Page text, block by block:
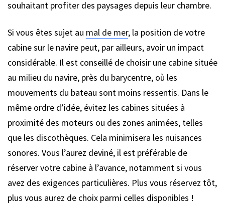
souhaitant profiter des paysages depuis leur chambre.
Si vous êtes sujet au mal de mer, la position de votre
cabine sur le navire peut, par ailleurs, avoir un impact
considérable. Il est conseillé de choisir une cabine située
au milieu du navire, près du barycentre, où les
mouvements du bateau sont moins ressentis. Dans le
même ordre d’idée, évitez les cabines situées à
proximité des moteurs ou des zones animées, telles
que les discothèques. Cela minimisera les nuisances
sonores. Vous l’aurez deviné, il est préférable de
réserver votre cabine à l’avance, notamment si vous
avez des exigences particulières. Plus vous réservez tôt,
plus vous aurez de choix parmi celles disponibles !